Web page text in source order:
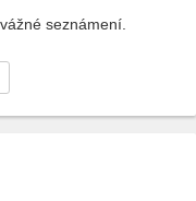
seznámení.